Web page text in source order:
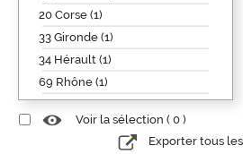
20 Corse (1)
33 Gironde (1)
34 Hérault (1)
69 Rhône (1)
Voir la sélection ( 0 )
Exporter tous